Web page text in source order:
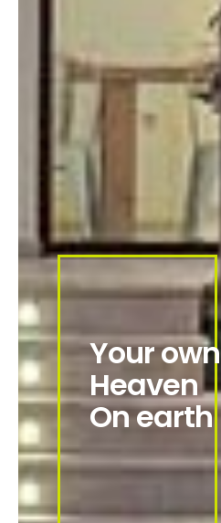
Yourown
Heaven
Onearth